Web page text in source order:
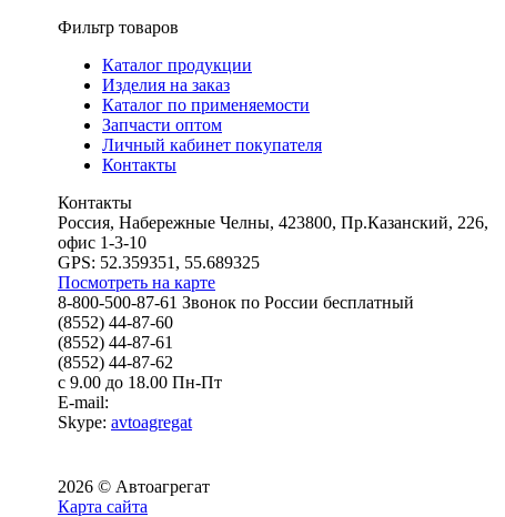
Фильтр товаров
Каталог продукции
Изделия на заказ
Каталог по применяемости
Запчасти оптом
Личный кабинет покупателя
Контакты
Контакты
Россия, Набережные Челны, 423800, Пр.Казанский, 226,
офис 1-3-10
GPS: 52.359351, 55.689325
Посмотреть на карте
8-800-500-87-61 Звонок по России бесплатный
(8552) 44-87-60
(8552) 44-87-61
(8552) 44-87-62
с 9.00 до 18.00 Пн-Пт
E-mail:
Skype: avtoagregat
2026 © Автоагрегат
Карта сайта